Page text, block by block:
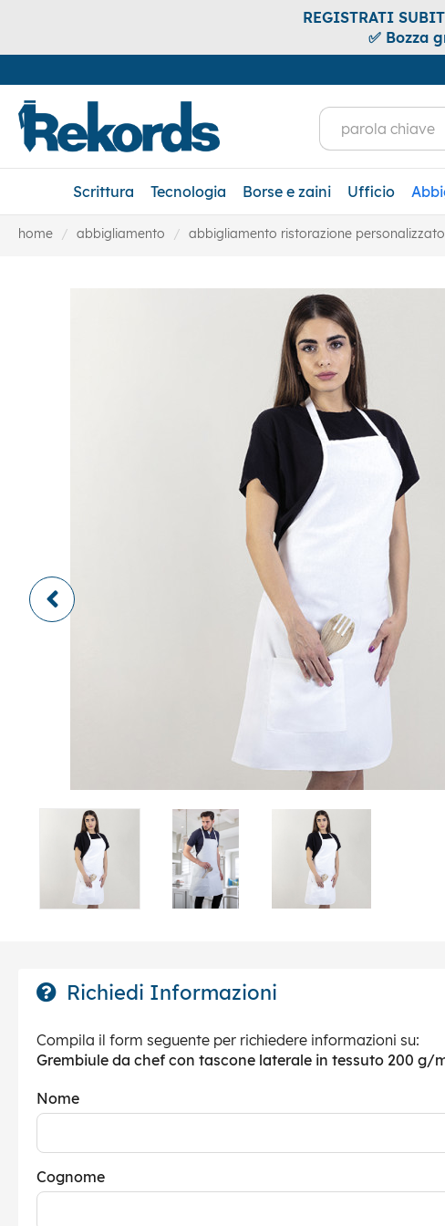
REGISTRATI
✅ Bozza
Scrittura Tecnologia Borse e zaini Ufficio
home abbigliamento abbigliamento ristorazione personalizzato
Richiedi Informazioni
Compila il form seguente per richiedere informazioni su:
Grembiule da chef con tascone laterale in tessuto 200 g/
Nome
Cognome